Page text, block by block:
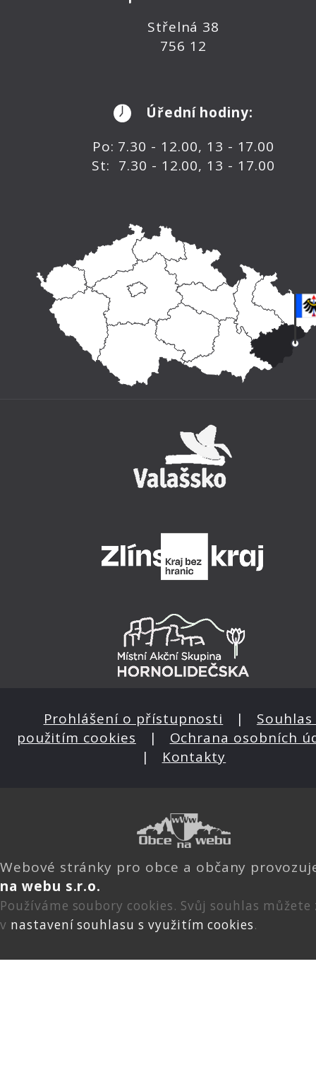
Střelná 38
756 12
Úřední hodiny:
Po: 7.30 - 12.00, 13 - 17.00
St: 7.30 - 12.00, 13 - 17.00
Prohlášení o přístupnosti | Souhlas
použitím cookies | Ochrana osobních
| Kontakty
Webové stránky pro obce a občany
na webu s.r.o.
Používáme soubory cookies. Svůj souhlas
v nastavení souhlasu s využitím cookies.